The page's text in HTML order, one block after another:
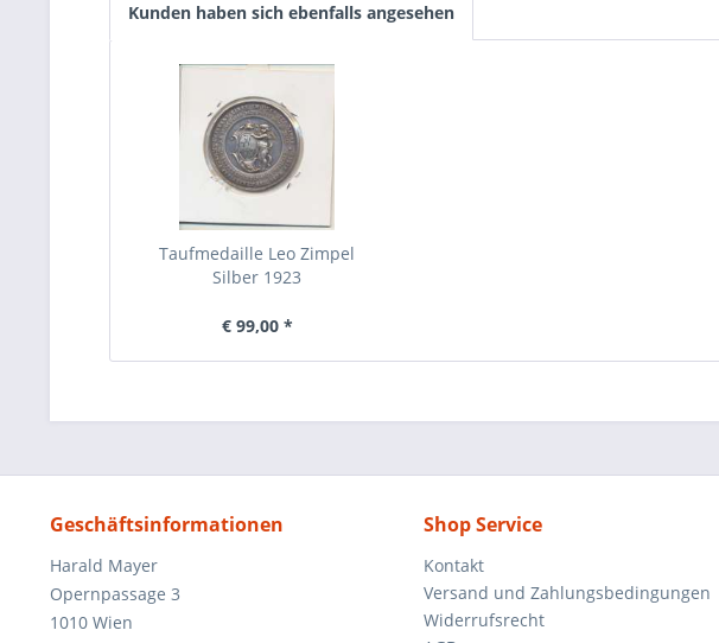
Kunden haben sich ebenfalls angesehen
Taufmedaille Leo Zimpel
Silber 1923
€ 99,00 *
Geschäftsinformationen
Harald Mayer
Opernpassage 3
1010 Wien
Shop Service
Kontakt
Versand und Zahlungsbedingungen
Widerrufsrecht